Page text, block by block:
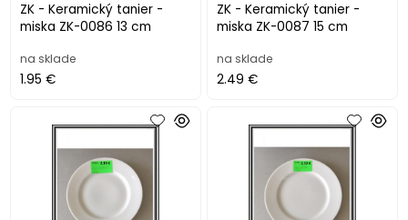
ZK - Keramický tanier -
miska ZK-0086 13 cm
na sklade
1.95 €
ZK - Keramický tanier -
miska ZK-0087 15 cm
na sklade
2.49 €